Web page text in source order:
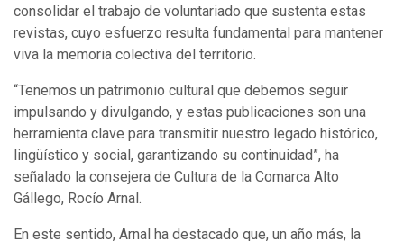
consolidar el trabajo de voluntariado que sustenta estas
revistas, cuyo esfuerzo resulta fundamental para mantener
viva la memoria colectiva del territorio.
“Tenemos un patrimonio cultural que debemos seguir
impulsando y divulgando, y estas publicaciones son una
herramienta clave para transmitir nuestro legado histórico,
lingüístico y social, garantizando su continuidad”, ha
señalado la consejera de Cultura de la Comarca Alto
Gállego, Rocío Arnal.
En este sentido, Arnal ha destacado que, un año más, la